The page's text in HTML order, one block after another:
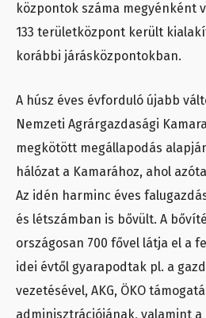
központok száma megyénként
133 területközpont került
korábbi járásközpontokban.
A húsz éves évforduló újabb
Nemzeti Agrárgazdasági
megkötött megállapodás
hálózat a Kamarához, ahol
Az idén harminc éves
és létszámban is bővült. A
országosan 700 fővel látja el a
idei évtől gyarapodtak pl. a
vezetésével, AKG, ÖKO
adminisztrációjának, valamint a